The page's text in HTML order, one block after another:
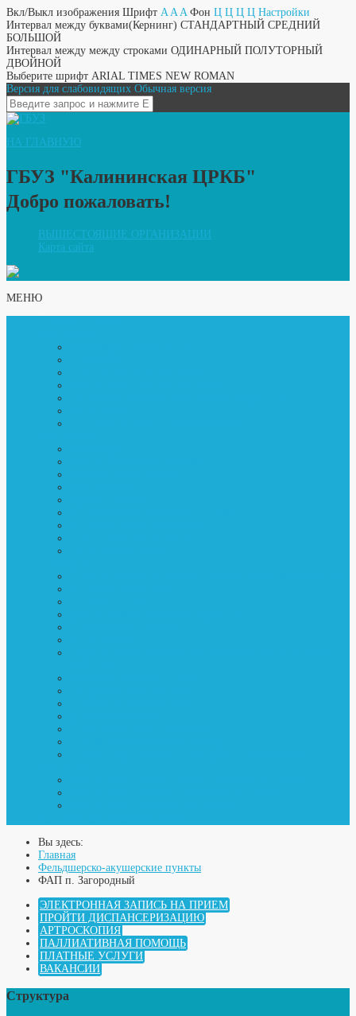
Вкл/Выкл изображения Шрифт A A A Фон Ц Ц Ц Ц Настройки
Интервал между буквами(Кернинг) СТАНДАРТНЫЙ СРЕДНИЙ
БОЛЬШОЙ
Интервал между между строками ОДИНАРНЫЙ ПОЛУТОРНЫЙ
ДВОЙНОЙ
Выберите шрифт ARIAL TIMES NEW ROMAN
Версия для слабовидящих Обычная версия
НА ГЛАВНУЮ
ГБУЗ "Калининская ЦРКБ"
Добро пожаловать!
ВЫШЕСТОЯЩИЕ ОРГАНИЗАЦИИ
Карта сайта
МЕНЮ
Вы здесь:
Главная
Фельдшерско-акушерские пункты
ФАП п. Загородный
ЭЛЕКТРОННАЯ ЗАПИСЬ НА ПРИЕМ
ПРОЙТИ ДИСПАНСЕРИЗАЦИЮ
АРТРОСКОПИЯ
ПАЛЛИАТИВНАЯ ПОМОЩЬ
ПЛАТНЫЕ УСЛУГИ
ВАКАНСИИ
Структура